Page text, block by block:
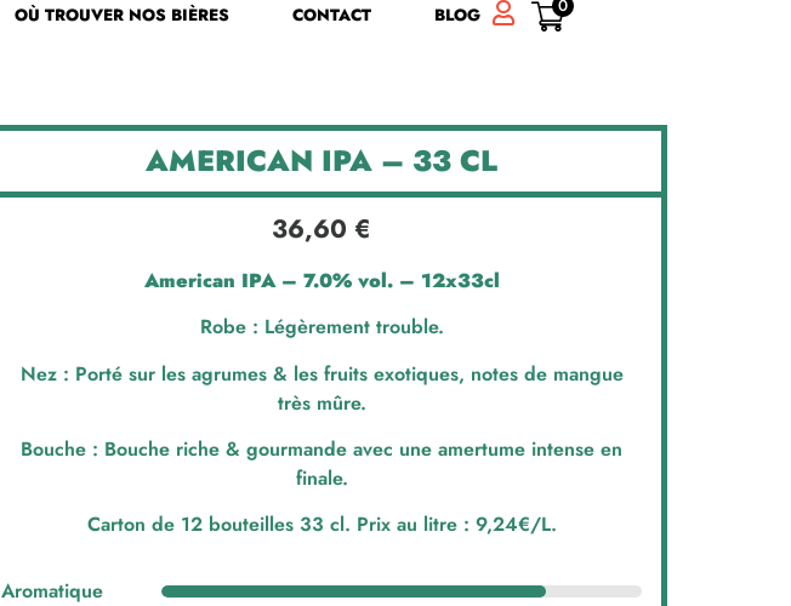
OÙ TROUVER NOS BIÈRES CONTACT BLOG 0
AMERICAN IPA – 33 CL
36,60 €
American IPA – 7.0% vol. – 12x33cl
Robe : Légèrement trouble.
Nez : Porté sur les agrumes & les fruits exotiques, notes de mangue
très mûre.
Bouche : Bouche riche & gourmande avec une amertume intense en
finale.
Carton de 12 bouteilles 33 cl. Prix au litre : 9,24€/L.
Aromatique